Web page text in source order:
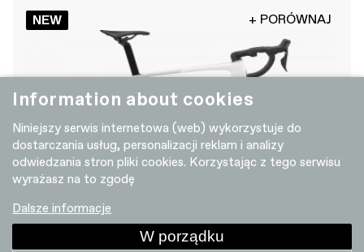
NEW + PORÓWNAJ
Information about cookies
Niniejszy serwis internetowa (web) wykorzystuje do
dostarczania usług, personalizacji reklam i analizy
odwiedzania stron pliki cookies. Korzystając z tego serwisu
wyrażasz na to zgodę
Dalsze informacje
W porządku